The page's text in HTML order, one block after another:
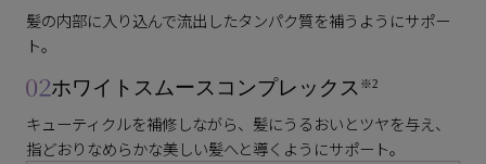
髪の内部に入り込んで流出したタンパク質を補う ようにサポー
ト。
ホワイトスムースコンプレックス ※2
キューティクルを補修しながら、髪にうるおいとツヤを与え、
指どおりなめらかな美しい髪へと導くようにサポート。